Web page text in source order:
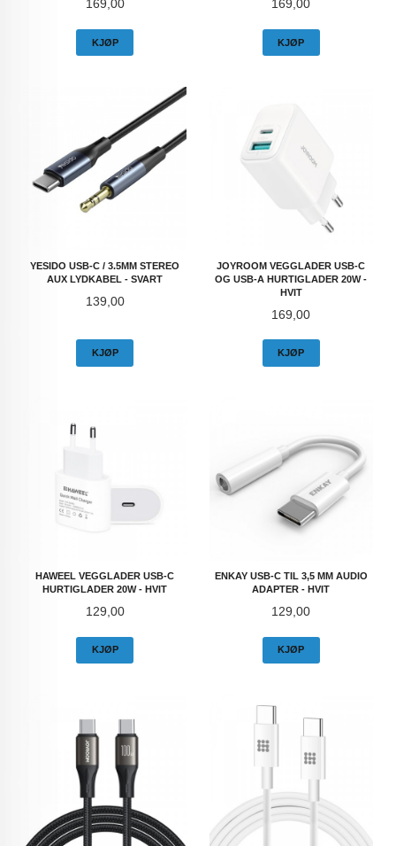
Pris
169,00
KJØP
Pris
169,00
KJØP
YESIDO USB-C / 3.5MM STEREO
AUX LYDKABEL - SVART
Pris
139,00
KJØP
JOYROOM VEGGLADER USB-C
OG USB-A HURTIGLADER 20W -
HVIT
Pris
169,00
KJØP
HAWEEL VEGGLADER USB-C
HURTIGLADER 20W - HVIT
Pris
129,00
KJØP
ENKAY USB-C TIL 3,5 MM AUDIO
ADAPTER - HVIT
Pris
129,00
KJØP